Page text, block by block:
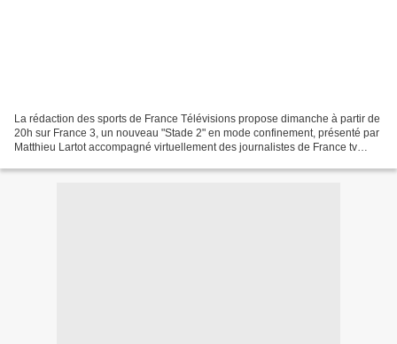
La rédaction des sports de France Télévisions propose dimanche à partir de
20h sur France 3, un nouveau "Stade 2" en mode confinement, présenté par
Matthieu Lartot accompagné virtuellement des journalistes de France tv